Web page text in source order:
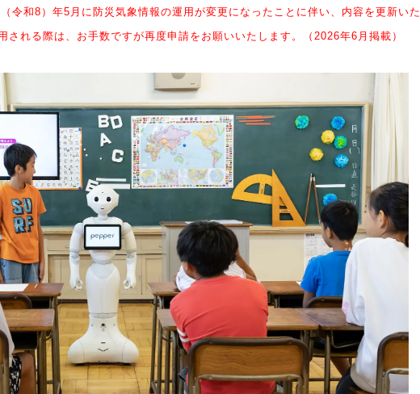
令和8）年5月に防災気象情報の運用が変更になったことに伴い、内容を更新いた
される際は、お手数ですが再度申請をお願いいたします。（2026年6月掲載）